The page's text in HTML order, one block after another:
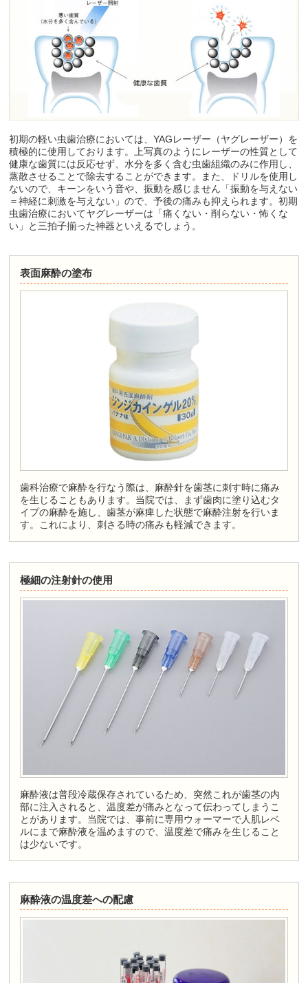
初期の軽い虫歯治療においては、YAGレーザー（ヤグレーザー）を
積極的に使用しております。上写真のようにレーザーの性質として
健康な歯質には反応せず、水分を多く含む虫歯組織のみに作用し、
蒸散させることで除去することができます。また、ドリルを使用し
ないので、キーンをいう音や、振動を感じません「振動を与えない
＝神経に刺激を与えない」ので、予後の痛みも抑えられます。初期
虫歯治療においてヤグレーザーは「痛くない・削らない・怖くな
い」と三拍子揃った神器といえるでしょう。
表面麻酔の塗布
歯科治療で麻酔を行なう際は、麻酔針を歯茎に刺す時に痛み
を生じることもあります。当院では、まず歯肉に塗り込むタ
イプの麻酔を施し、歯茎が麻痺した状態で麻酔注射を行いま
す。これにより、刺さる時の痛みも軽減できます。
極細の注射針の使用
麻酔液は普段冷蔵保存されているため、突然これが歯茎の内
部に注入されると、温度差が痛みとなって伝わってしまうこ
とがあります。当院では、事前に専用ウォーマーで人肌レベ
ルにまで麻酔液を温めますので、温度差で痛みを生じること
は少ないです。
麻酔液の温度差への配慮